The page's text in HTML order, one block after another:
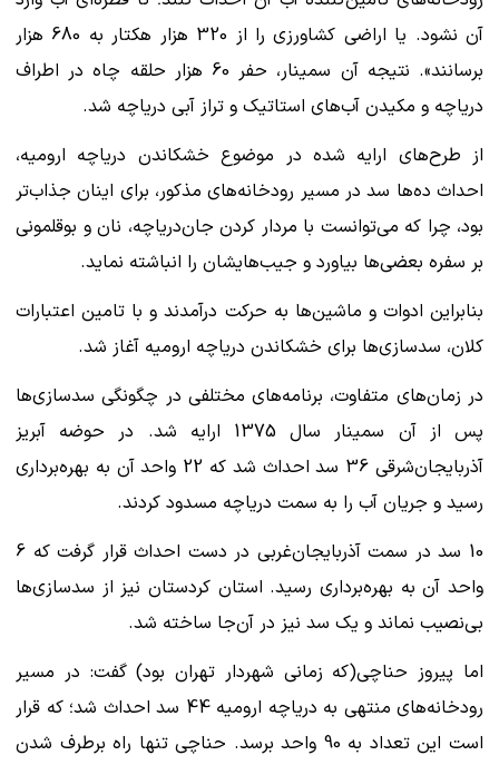
آن نشود. یا اراضی کشاورزی را از 320 هزار هکتار به 680 هزار
برسانند». نتیجه آن سمینار، حفر 60 هزار حلقه چاه در اطراف
دریاچه و مکیدن آب‌های استاتیک و تراز آبی دریاچه شد.
از طرح‌های ارایه شده در موضوع خشکاندن دریاچه ارومیه،
احداث ده‌ها سد در مسیر رودخانه‌های مذکور، برای اینان جذاب‌تر
بود، چرا که می‌توانست با مردار کردن جان‌دریاچه، نان و بوقلمونی
بر سفره بعضی‌ها بیاورد و جیب‌هایشان را انباشته نماید.
بنابراین ادوات و ماشین‌ها به حرکت درآمدند و با تامین اعتبارات
کلان، سدسازی‌ها برای خشکاندن دریاچه ارومیه آغاز شد.
در زمان‌های متفاوت، برنامه‌های مختلفی در چگونگی سدسازی‌ها
پس از آن سمینار سال 1375 ارایه شد. در حوضه آبریز
آذربایجان‌شرقی 36 سد احداث شد که 22 واحد آن به بهره‌برداری
رسید و جریان آب را به سمت دریاچه مسدود کردند.
10 سد در سمت آذربایجان‌غربی در دست احداث قرار گرفت که 6
واحد آن به بهره‌برداری رسید. استان کردستان نیز از سدسازی‌ها
بی‌نصیب نماند و یک سد نیز در آن‌جا ساخته شد.
اما پیروز حناچی(که زمانی شهردار تهران بود) گفت: در مسیر
رودخانه‌های منتهی به دریاچه ارومیه 44 سد احداث شد؛ که قرار
است این تعداد به 90 واحد برسد. حناچی تنها راه برطرف شدن